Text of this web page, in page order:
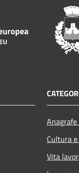
Cultura
Vita